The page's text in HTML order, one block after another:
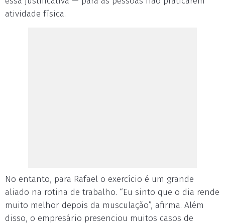
atividade física.
No entanto, para Rafael o exercício é um grande
aliado na rotina de trabalho. “Eu sinto que o dia rende
muito melhor depois da musculação”, afirma. Além
disso, o empresário presenciou muitos casos de